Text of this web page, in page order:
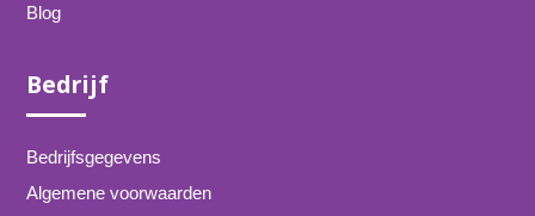
Blog
Bedrijf
Bedrijfsgegevens
Algemene voorwaarden